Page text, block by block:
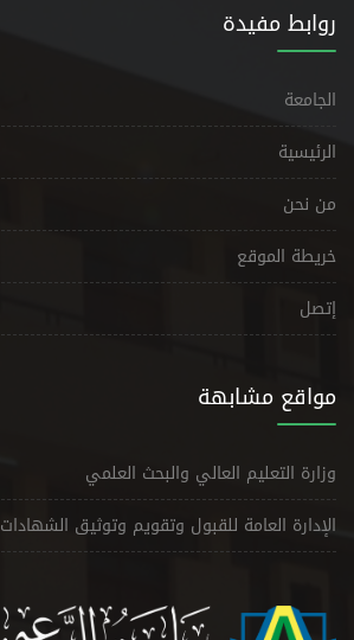
روابط مفيدة
الجامعة
الرئيسية
من نحن
خريطة الموقع
إتصل
مواقع مشابهة
وزارة التعليم العالي والبحث العلمي
الإدارة العامة للقبول وتقويم وتوثيق الشهادات